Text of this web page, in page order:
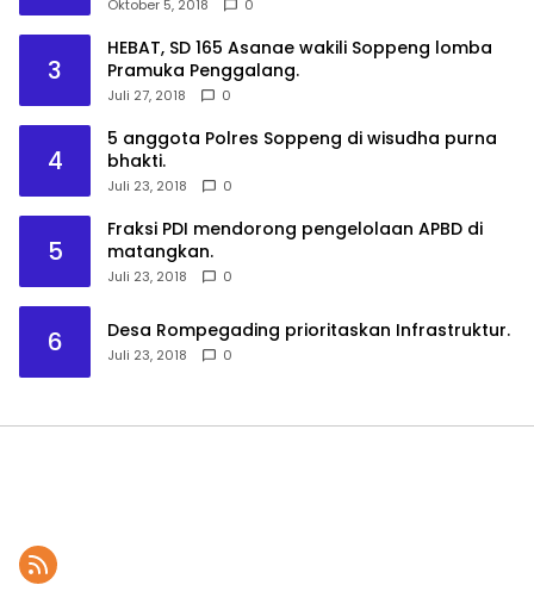
Oktober 5, 2018 0
3
HEBAT, SD 165 Asanae wakili Soppeng lomba
Pramuka Penggalang.
Juli 27, 2018 0
4
5 anggota Polres Soppeng di wisudha purna
bhakti.
Juli 23, 2018 0
5
Fraksi PDI mendorong pengelolaan APBD di
matangkan.
Juli 23, 2018 0
6 Desa Rompegading prioritaskan Infrastruktur.
Juli 23, 2018 0